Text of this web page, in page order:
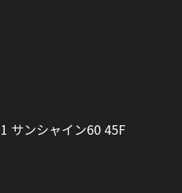
サンシャイン60 45F